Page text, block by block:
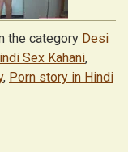
the category Desi
Sex Kahani,
, Porn story in Hindi